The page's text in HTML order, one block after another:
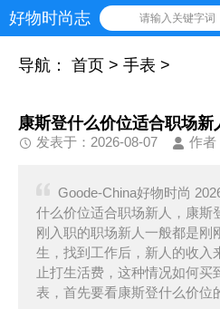
好物时尚志 请输入关键字词
导航： 首页 > 手表 >
康斯登什么价位适合职场新
发表于：2026-08-07 作者
Goode-China好物时尚
什么价位适合职场新人，康斯
刚入职的职场新人一般都是刚
生，找到工作后，新人的收入
止打生活费，这种情况如何买
表，首先要看康斯登什么价位